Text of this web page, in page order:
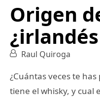
Origen
Raul Quiroga
¿Cuántas veces te
tiene el whisky, y cual